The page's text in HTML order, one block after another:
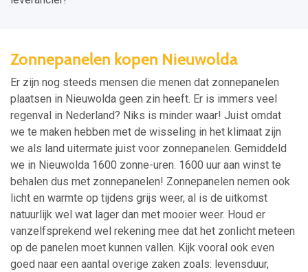
Zonnepanelen kopen Nieuwolda
Er zijn nog steeds mensen die menen dat zonnepanelen
plaatsen in Nieuwolda geen zin heeft. Er is immers veel
regenval in Nederland? Niks is minder waar! Juist omdat
we te maken hebben met de wisseling in het klimaat zijn
we als land uitermate juist voor zonnepanelen. Gemiddeld
we in Nieuwolda 1600 zonne-uren. 1600 uur aan winst te
behalen dus met zonnepanelen! Zonnepanelen nemen ook
licht en warmte op tijdens grijs weer, al is de uitkomst
natuurlijk wel wat lager dan met mooier weer. Houd er
vanzelfsprekend wel rekening mee dat het zonlicht meteen
op de panelen moet kunnen vallen. Kijk vooral ook even
goed naar een aantal overige zaken zoals: levensduur,